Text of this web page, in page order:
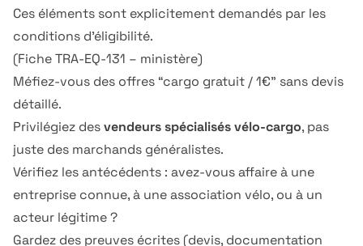
Ces éléments sont explicitement demandés par les
conditions d’éligibilité.
(Fiche TRA-EQ-131 – ministère)
Méfiez-vous des offres “cargo gratuit / 1€” sans devis
détaillé.
Privilégiez desvendeurs spécialisés vélo-cargo, pas
juste des marchands généralistes.
Vérifiez les antécédents : avez-vous affaire à une
entreprise connue, à une association vélo, ou à un
acteur légitime ?
Gardez des preuves écrites (devis, documentation